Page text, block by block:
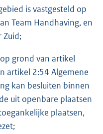
is vastgesteld op
Team Handhaving, en
Zuid;
grond van artikel
artikel 2:54 Algemene
kan besluiten binnen
uit openbare plaatsen
plaatsen,